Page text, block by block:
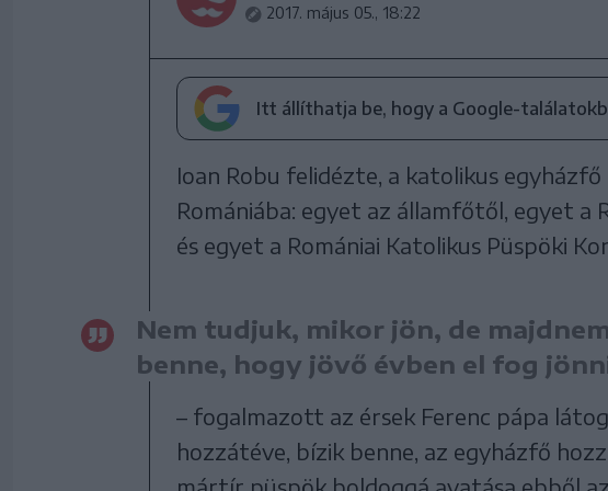
2017. május 05., 18:22
Itt állíthatja be, hogy a Google-
Ioan Robu felidézte, a katolikus
Romániába: egyet az államfőtől, egyet
és egyet a Romániai Katolikus Püspöki
Nem tudjuk, mikor jön, de
benne, hogy jövő évben el fog
– fogalmazott az érsek Ferenc pápa
hozzátéve, bízik benne, az egyházfő